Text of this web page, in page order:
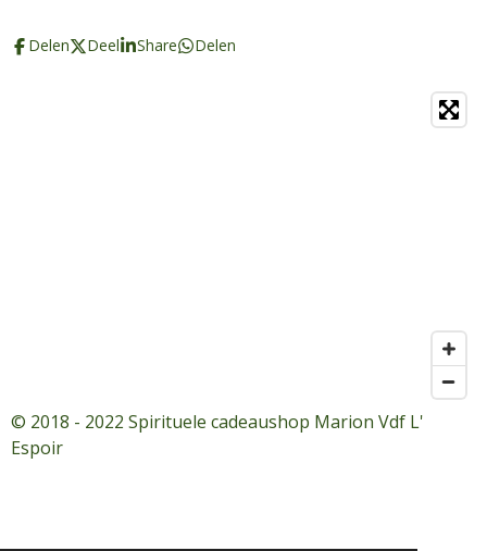
Delen Deel Share Delen
© 2018 - 2022 Spirituele cadeaushop Marion Vdf L'
Espoir